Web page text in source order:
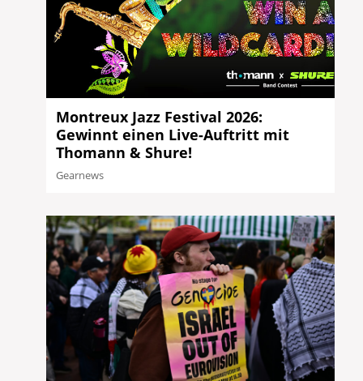
Montreux Jazz Festival 2026:
Gewinnt einen Live-Auftritt mit
Thomann & Shure!
Gearnews